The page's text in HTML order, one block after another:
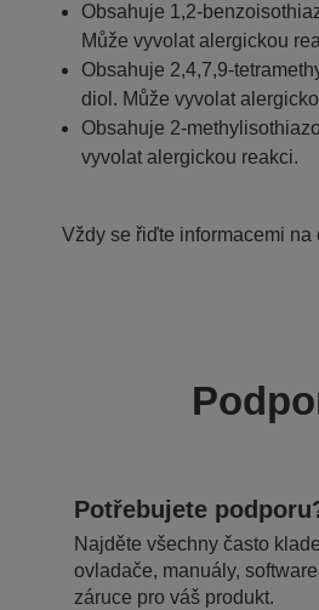
Obsahuje 1,2-
Může vyvolat alergickou
Obsahuje 2,4,7,9-
diol. Může vyvolat
Obsahuje 2-
vyvolat alergickou reakci.
Vždy se řiďte informacemi na
Potřebujete
Najděte všechny často
ovladače, manuály,
záruce pro váš produkt.